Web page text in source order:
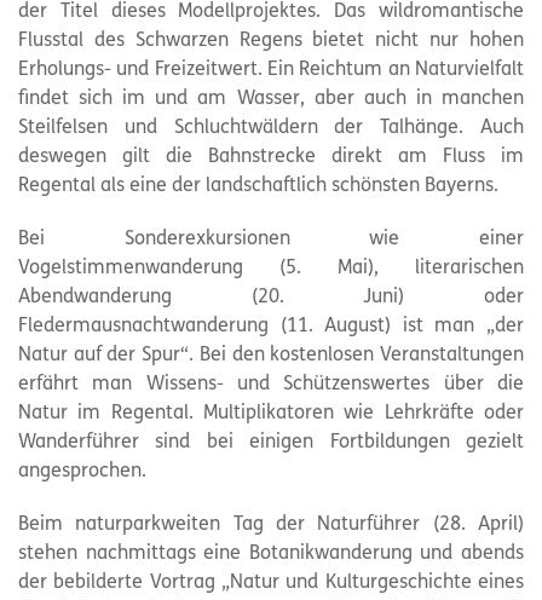
der Titel dieses Modellprojektes. Das wildromantische
Flusstal des Schwarzen Regens bietet nicht nur hohen
Erholungs- und Freizeitwert. Ein Reichtum an Naturvielfalt
findet sich im und am Wasser, aber auch in manchen
Steilfelsen und Schluchtwäldern der Talhänge. Auch
deswegen gilt die Bahnstrecke direkt am Fluss im
Regental als eine der landschaftlich schönsten Bayerns.
Bei Sonderexkursionen wie einer
Vogelstimmenwanderung (5. Mai), literarischen
Abendwanderung (20. Juni) oder
Fledermausnachtwanderung (11. August) ist man „der
Natur auf der Spur“. Bei den kostenlosen Veranstaltungen
erfährt man Wissens- und Schützenswertes über die
Natur im Regental. Multiplikatoren wie Lehrkräfte oder
Wanderführer sind bei einigen Fortbildungen gezielt
angesprochen.
Beim naturparkweiten Tag der Naturführer (28. April)
stehen nachmittags eine Botanikwanderung und abends
der bebilderte Vortrag „Natur und Kulturgeschichte eines